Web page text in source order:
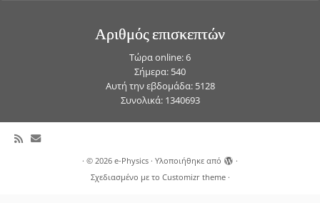
Αριθμός επισκεπτών
Τώρα online: 6
Σήμερα: 540
Αυτή την εβδομάδα: 5128
Συνολικά: 1340693
· © 2026 e-Physics · Υλοποιήθηκε από
·
Σχεδιασμένο με το Customizr theme·